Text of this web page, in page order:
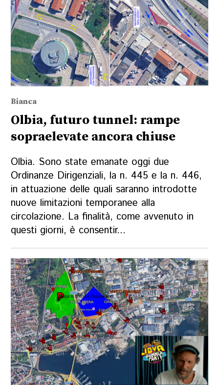
Bianca
Olbia, futuro tunnel: rampe
sopraelevate ancora chiuse
Olbia. Sono state emanate oggi due
Ordinanze Dirigenziali, la n. 445 e la n. 446,
in attuazione delle quali saranno introdotte
nuove limitazioni temporanee alla
circolazione. La finalità, come avvenuto in
questi giorni, è consentir...